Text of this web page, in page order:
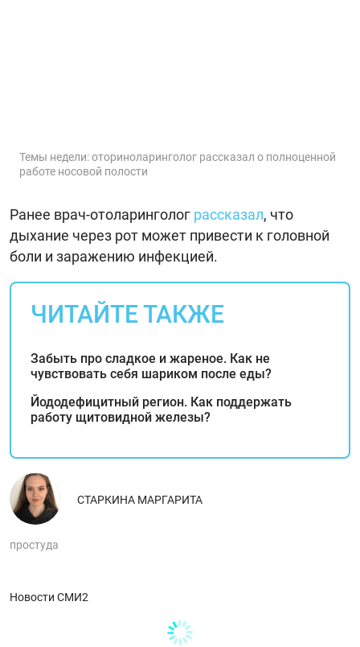
Темы недели: оториноларинголог рассказал о полноценной
работе носовой полости
Ранее врач-отоларинголог рассказал, что
дыхание через рот может привести к головной
боли и заражению инфекцией.
ЧИТАЙТЕ ТАКЖЕ
Забыть про сладкое и жареное. Как не
чувствовать себя шариком после еды?
Йододефицитный регион. Как поддержать
работу щитовидной железы?
СТАРКИНА МАРГАРИТА
простуда
Новости СМИ2